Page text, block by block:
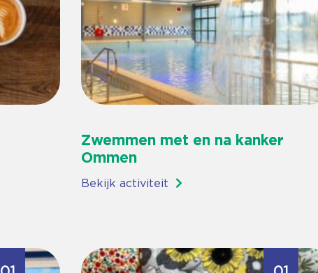
Zwemmen met en na kanker
Ommen
Bekijk activiteit